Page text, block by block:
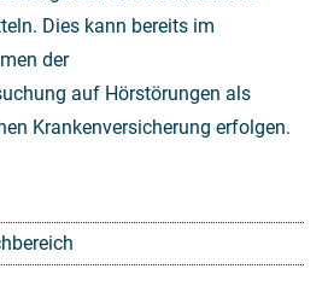
Dies kann bereits im
der
auf Hörstörungen als
Krankenversicherung erfolgen.